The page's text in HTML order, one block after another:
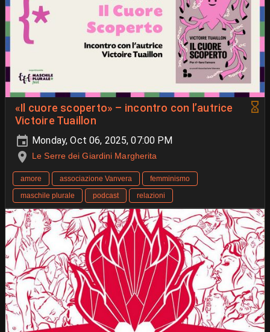
«Il cuore scoperto» – incontro con l’autrice
Victoire Tuaillon
Monday, Oct 06, 2025, 07:00 PM
Le Serre dei Giardini Margherita
amore associazione Vanvera
femminismo
maschile plurale
podcast relazioni